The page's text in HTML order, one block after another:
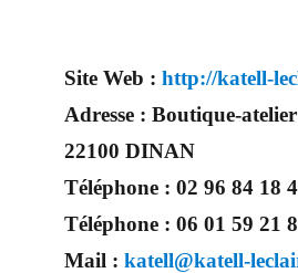
Site Web : http://katell-
Adresse : Boutique-
22100 DINAN
Téléphone : 02 96 84 18
Téléphone : 06 01 59 21
Mail : katell@katell-